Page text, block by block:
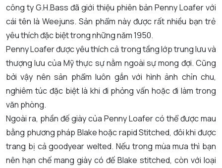
công ty G.H.Bass đã giới thiệu phiên bản Penny Loafer với
cái tên là Weejuns. Sản phẩm này được rất nhiều bạn trẻ
yêu thích đặc biệt trong những năm 1950.
Penny Loafer được yêu thích cả trong tầng lớp trung lưu và
thượng lưu của Mỹ thực sự nằm ngoài sự mong đợi. Cũng
bởi vậy nên sản phẩm luôn gắn với hình ảnh chỉn chu,
nghiêm túc đặc biệt là khi đi phỏng vấn hoặc đi làm trong
văn phòng.
Ngoài ra, phần đế giày của Penny Loafer có thể được mau
bằng phương pháp Blake hoặc rapid Stitched, đôi khi được
trang bị cả goodyear welted. Nếu trong mùa mưa thì bạn
nên hạn chế mang giày có đế Blake stitched, còn với loại